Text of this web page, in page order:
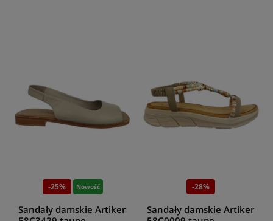
-25% Nowość
Sandały damskie Artiker
-28%
Sandały damskie Artiker